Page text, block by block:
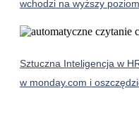
wchodzi na wyższy
Sztuczna Inteligencja w
w monday.com i